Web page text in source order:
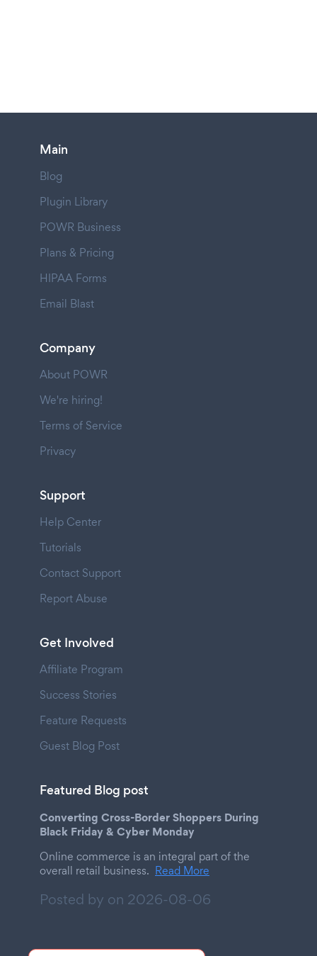
Main
Blog
Plugin Library
POWR Business
Plans & Pricing
HIPAA Forms
Email Blast
Company
About POWR
We're hiring!
Terms of Service
Privacy
Support
Help Center
Tutorials
Contact Support
Report Abuse
Get Involved
Affiliate Program
Success Stories
Feature Requests
Guest Blog Post
Featured Blog post
Converting Cross-Border Shoppers During
Black Friday & Cyber Monday
Online commerce is an integral part of the
overall retail business. Read More
Posted by on 2026-08-06